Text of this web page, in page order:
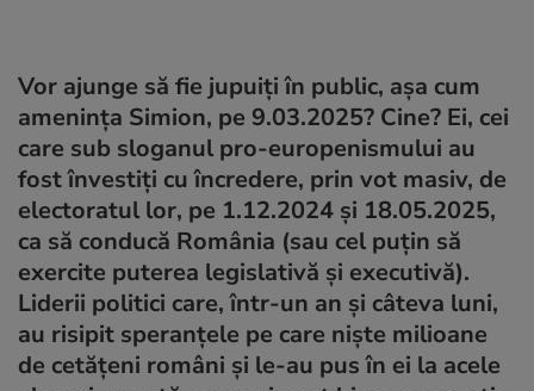
Vor ajunge să fie jupuiți în public, așa cum
amenința Simion, pe 9.03.2025? Cine? Ei, cei
care sub sloganul pro-europenismului au
fost învestiți cu încredere, prin vot masiv, de
electoratul lor, pe 1.12.2024 și 18.05.2025,
ca să conducă România (sau cel puțin să
exercite puterea legislativă și executivă).
Liderii politici care, într-un an și câteva luni,
au risipit speranțele pe care niște milioane
de cetățeni români și le-au pus în ei la acele